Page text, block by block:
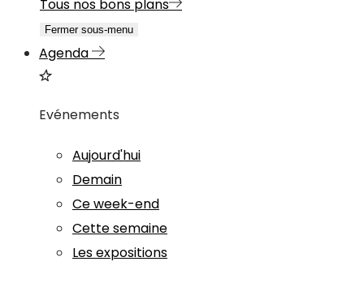
Tous nos bons plans
Fermer sous-menu
Agenda
Evénements
Aujourd'hui
Demain
Ce week-end
Cette semaine
Les expositions